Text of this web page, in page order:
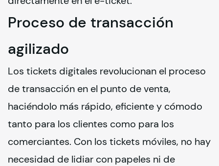
Proceso de transacción
agilizado
Los tickets digitales revolucionan el proceso
de transacción en el punto de venta,
haciéndolo más rápido, eficiente y cómodo
tanto para los clientes como para los
comerciantes. Con los tickets móviles, no hay
necesidad de lidiar con papeles ni de